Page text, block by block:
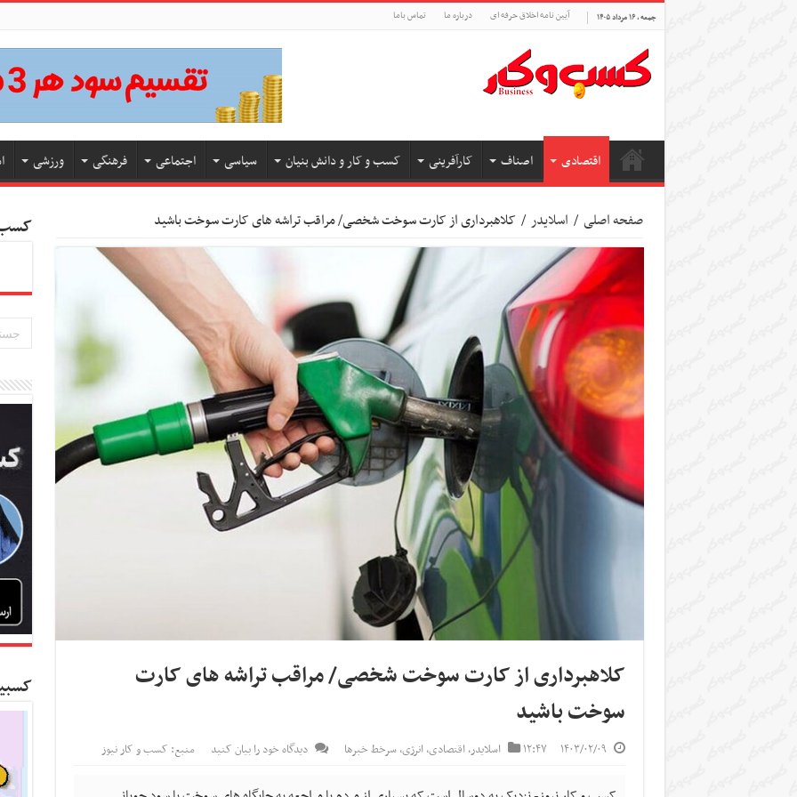
جمعه , ۱۶ مرداد ۱۴۰۵ آیین نامه اخلاق حرفه ای درباره ما تماس باما
اقتصادی اصناف کارآفرینی کسب و کار و دانش بنیان سیاسی اجتماعی فرهنگی ورزشی
صفحه اصلی / اسلایدر / کلاهبرداری از کارت سوخت شخصی/ مراقب تراشه های کارت سوخت باشید
کلاهبرداری از کارت سوخت شخصی/ مراقب تراشه های کارت
سوخت باشید
۱۴۰۳/۰۲/۰۹ ۱۲:۴۷ اسلایدر,اقتصادی,انرژی,سرخط خبرها دیدگاه خود را بیان کنید منبع: کسب و کار نیوز
کسب